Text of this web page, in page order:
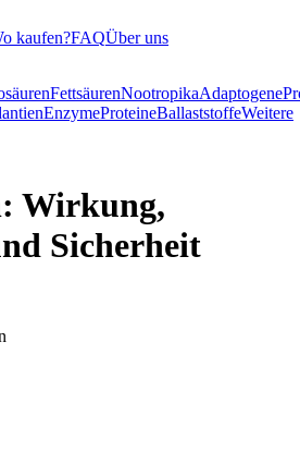
kaufen?FAQÜber uns
FettsäurenNootropikaAdaptogene
EnzymeProteineBallaststoffeWeitere
Wirkung,
Sicherheit